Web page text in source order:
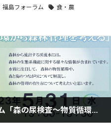
福島フォーラム 食・農
福島フォーラム「森の尿検査～物質循環から森林管理を考える」をYouTubeに公開しました